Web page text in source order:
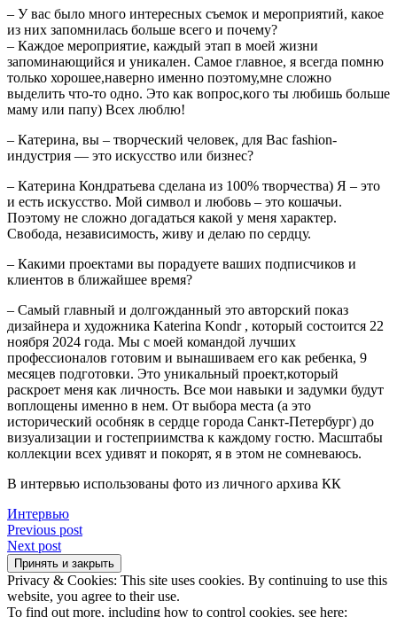
– У вас было много интересных съемок и мероприятий, какое
из них запомнилась больше всего и почему?
– Каждое мероприятие, каждый этап в моей жизни
запоминающийся и уникален. Самое главное, я всегда помню
только хорошее,наверно именно поэтому,мне сложно
выделить что-то одно. Это как вопрос,кого ты любишь больше
маму или папу) Всех люблю!
– Катерина, вы – творческий человек, для Вас fashion-
индустрия — это искусство или бизнес?
– Катерина Кондратьева сделана из 100% творчества) Я – это
и есть искусство. Мой символ и любовь – это кошачьи.
Поэтому не сложно догадаться какой у меня характер.
Свобода, независимость, живу и делаю по сердцу.
– Какими проектами вы порадуете ваших подписчиков и
клиентов в ближайшее время?
– Самый главный и долгожданный это авторский показ
дизайнера и художника Katerina Kondr , который состоится 22
ноября 2024 года. Мы с моей командой лучших
профессионалов готовим и вынашиваем его как ребенка, 9
месяцев подготовки. Это уникальный проект,который
раскроет меня как личность. Все мои навыки и задумки будут
воплощены именно в нем. От выбора места (а это
исторический особняк в сердце города Санкт-Петербург) до
визуализации и гостеприимства к каждому гостю. Масштабы
коллекции всех удивят и покорят, я в этом не сомневаюсь.
В интервью использованы фото из личного архива КК
Интервью
Навигация
по
записям
Previous post
Next post
Privacy & Cookies: This site uses cookies. By continuing to use this
website, you agree to their use.
To find out more, including how to control cookies, see here: